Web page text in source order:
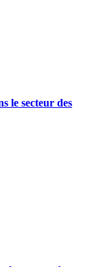
le secteur des